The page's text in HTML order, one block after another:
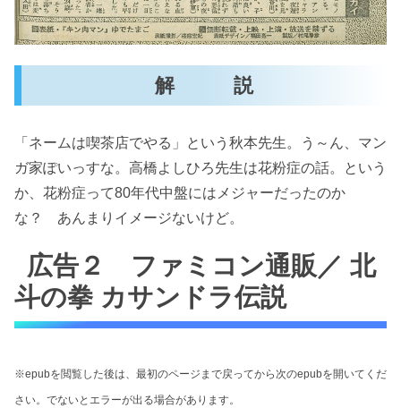
解 説
「ネームは喫茶店でやる」という秋本先生。う～ん、マン
ガ家ぽいっすな。高橋よしひろ先生は花粉症の話。という
か、花粉症って80年代中盤にはメジャーだったのか
な？ あんまりイメージないけど。
広告２ ファミコン通販／ 北
斗の拳 カサンドラ伝説
※epubを閲覧した後は、最初のページまで戻ってから次のepubを開いてくだ
さい。でないとエラーが出る場合があります。